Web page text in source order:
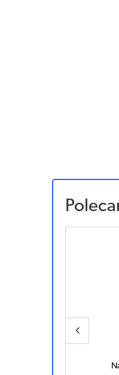
Natur